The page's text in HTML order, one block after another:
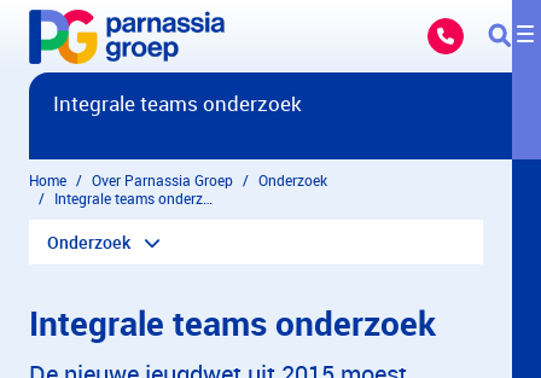
Overslaan en naar hoofdinhoud gaan
Integrale teams onderzoek
Home Over Parnassia Groep
Onderzoek
Onderzoek
Integrale teams onderzoek